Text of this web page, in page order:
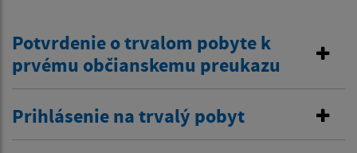
Potvrdenie o trvalom pobyte k
prvému občianskemu preukazu
Prihlásenie na trvalý pobyt